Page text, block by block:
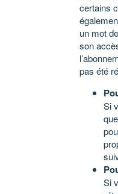
certains
un mot
son
pas été
Si
Si